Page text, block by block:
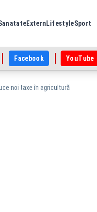
Extern LifestyleSport
Facebook YouTube
noi taxe în agricultură